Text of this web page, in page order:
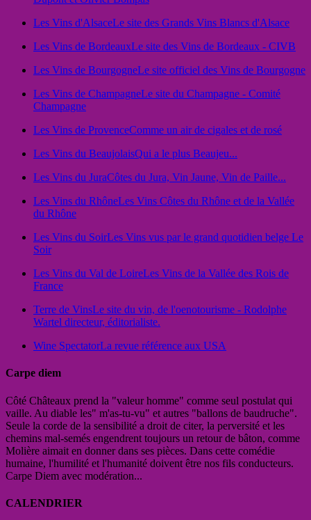
Les Vins d'AlsaceLe site des Grands Vins Blancs d'Alsace
Les Vins de BordeauxLe site des Vins de Bordeaux - CIVB
Les Vins de BourgogneLe site officiel des Vins de Bourgogne
Les Vins de ChampagneLe site du Champagne - Comité
Champagne
Les Vins de ProvenceComme un air de cigales et de rosé
Les Vins du BeaujolaisQui a le plus Beaujeu...
Les Vins du JuraCôtes du Jura, Vin Jaune, Vin de Paille...
Les Vins du RhôneLes Vins Côtes du Rhône et de la Vallée
du Rhône
Les Vins du SoirLes Vins vus par le grand quotidien belge Le
Soir
Les Vins du Val de LoireLes Vins de la Vallée des Rois de
France
Terre de VinsLe site du vin, de l'oenotourisme - Rodolphe
Wartel directeur, éditorialiste.
Wine SpectatorLa revue référence aux USA
Carpe diem
Côté Châteaux prend la "valeur homme" comme seul postulat qui
vaille. Au diable les" m'as-tu-vu" et autres "ballons de baudruche".
Seule la corde de la sensibilité a droit de citer, la perversité et les
chemins mal-semés engendrent toujours un retour de bâton, comme
Molière aimait en donner dans ses pièces. Dans cette comédie
humaine, l'humilité et l'humanité doivent être nos fils conducteurs.
Carpe Diem avec modération...
CALENDRIER